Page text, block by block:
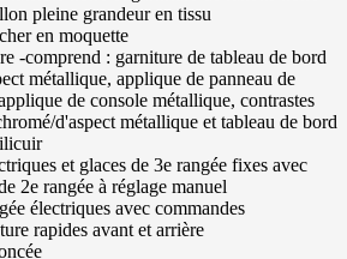
pleine grandeur en tissu
en moquette
-comprend : garniture de tableau de bord
métallique, applique de panneau de
de console métallique, contrastes
d'aspect métallique et tableau de bord
et glaces de 3e rangée fixes avec
2e rangée à réglage manuel
électriques avec commandes
rapides avant et arrière